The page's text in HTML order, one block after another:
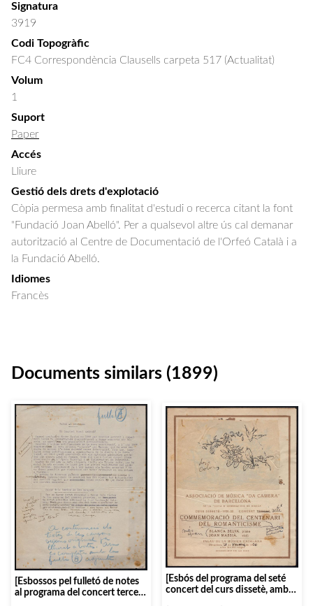
Signatura
3919
Codi Topogràfic
FC4 Correspondència Clausells carpeta 517 (Actualitat)
Volum
1
Suport
Paper
Accés
Lliure
Gestió dels drets d'explotació
Còpia permesa amb finalitat d'estudi o recerca citant la font
"Fundació Joan Abelló". Per a qualsevol altre ús cal demanar
autorització al Centre de Documentació de l'Orfeó Català i a
la Fundació Abelló.
Idiomes
Francès
Documents similars (1899)
[Esbossos pel fulletó de notes
al programa del concert tercer
[Esbós del programa del seté
concert del curs dissetè, amb